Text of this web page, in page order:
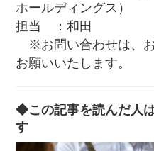
ホールディングス）
担当 ：和田
※お問い合わせは、
お願いいたします。
◆この記事を読んだ人
す